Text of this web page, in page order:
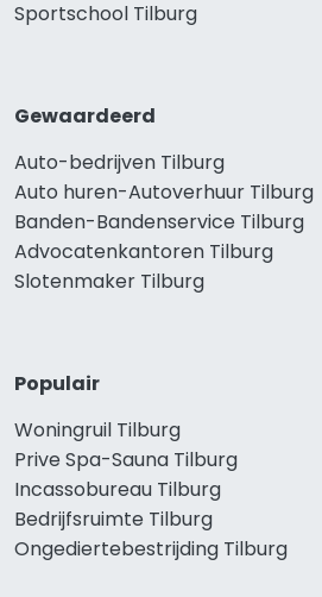
Sportschool Tilburg
Gewaardeerd
Auto-bedrijven Tilburg
Auto huren-Autoverhuur Tilburg
Banden-Bandenservice Tilburg
Advocatenkantoren Tilburg
Slotenmaker Tilburg
Populair
Woningruil Tilburg
Prive Spa-Sauna Tilburg
Incassobureau Tilburg
Bedrijfsruimte Tilburg
Ongediertebestrijding Tilburg